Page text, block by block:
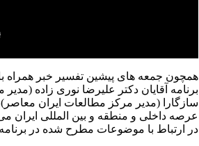
همچون جمعه های پیشین تفسیر خبر همراه
برنامه آقایان دکتر علیرضا نوری زاده
سازگارا (مدیر مرکز مطالعات ایران
عرصه داخلی و منطقه و بین المللی ایران می
در ارتباط با موضوعات مطرح شده در برنامه